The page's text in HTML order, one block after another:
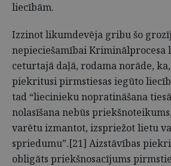
liecībām.
Izzinot likumdevēja gribu šo
nepieciešamībai Kriminālprocesa
ceturtajā daļā, rodama norāde,
piekritusi pirmstiesas iegūto
tad “liecinieku nopratināšana
nolasīšana nebūs
varētu izmantot, izspriežot lietu
spriedumu”.[21] Aizstāvības
obligāts priekšnosacījums